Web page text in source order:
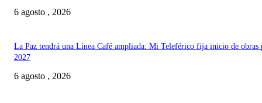
6 agosto , 2026
La Paz tendrá una Línea Café ampliada: Mi Teleférico fija inicio de obras
2027
6 agosto , 2026